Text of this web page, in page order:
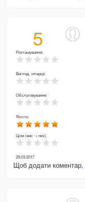
5
Розташування:
Вигляд, інтерєр:
Обслуговування:
Якість:
Ціни (вис -> низ):
29.03.2017
Щоб додати коментар,